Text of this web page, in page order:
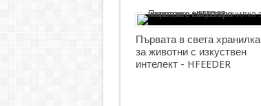
Първата в света хранилка
за животни с изкуствен
интелект - HFEEDER